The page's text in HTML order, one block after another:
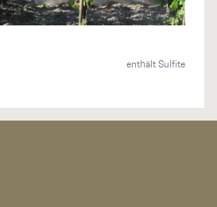
enthält Sulfite